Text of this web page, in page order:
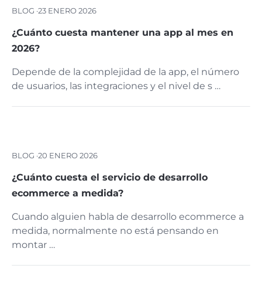
BLOG ·23 ENERO 2026
¿Cuánto cuesta mantener una app al mes en
2026?
Depende de la complejidad de la app, el número
de usuarios, las integraciones y el nivel de s …
BLOG ·20 ENERO 2026
¿Cuánto cuesta el servicio de desarrollo
ecommerce a medida?
Cuando alguien habla de desarrollo ecommerce a
medida, normalmente no está pensando en
montar …